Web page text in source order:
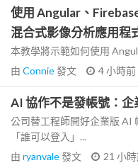
使用 Angular、
混合式影像分析應用程
本教學將示範如何使用
由 Connie發文 4 小時前
AI 協作不是發帳號：
公司替工程師開好企業版 AI
「誰可以登入」...
由 ryanvale發文 21 小